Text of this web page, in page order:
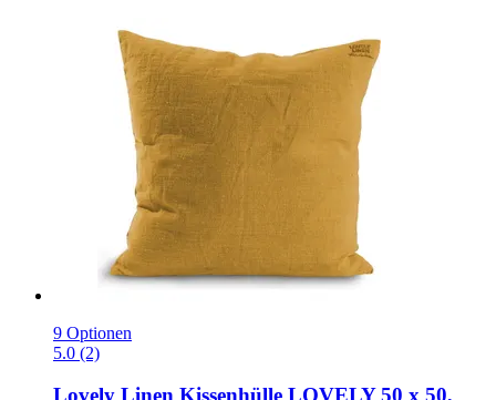
9 Optionen
5.0 (2)
Lovely Linen Kissenhülle LOVELY 50 x 50,